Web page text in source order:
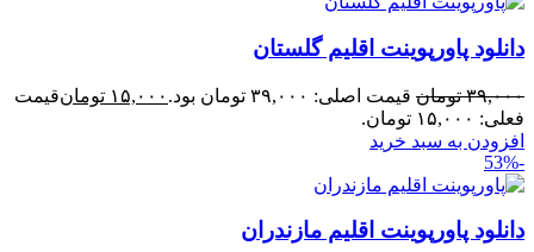
دانلود پاورپوینت اقلیم گلستان
۳۹,۰۰۰ تومان قیمت اصلی: ۳۹,۰۰۰ تومان بود. ۱۵,۰۰۰ تومانقیمت
فعلی: ۱۵,۰۰۰ تومان.
افزودن به سبد خرید
-53%
دانلود پاورپوینت اقلیم مازندران